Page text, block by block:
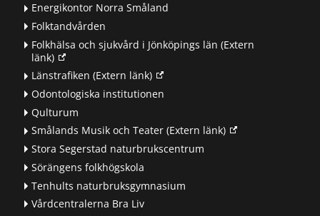
Energikontor Norra Småland
Folktandvården
Folkhälsa och sjukvård i Jönköpings län (Extern
länk)
Länstrafiken (Extern länk)
Odontologiska institutionen
Qulturum
Smålands Musik och Teater(Extern länk)
Stora Segerstad naturbrukscentrum
Sörängens folkhögskola
Tenhults naturbruksgymnasium
Vårdcentralerna Bra Liv